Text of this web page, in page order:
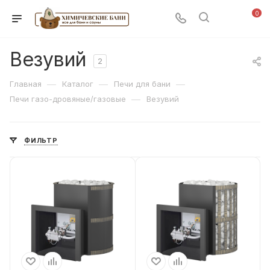
0
Везyвий 2
Главная — Каталог — Печи для бани —
Печи газо-дровяные/газовые — Везyвий
ФИЛЬТР
Дверца
Без стекла
Тип каменки
Открытая
Тип конвектора
Дверца
Без стекла
Тип каменки
Открытая
Тип конвектора